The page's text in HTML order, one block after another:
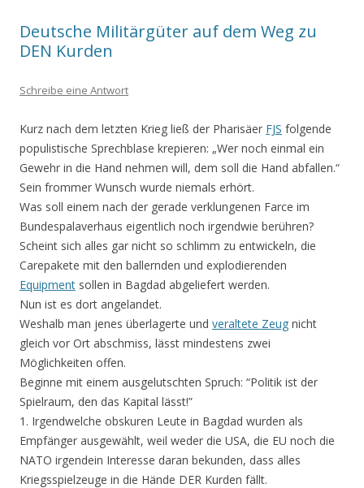
Deutsche Militärgüter auf dem Weg zu
DEN Kurden
Schreibe eine Antwort
Kurz nach dem letzten Krieg ließ der Pharisäer FJS folgende
populistische Sprechblase krepieren: „Wer noch einmal ein
Gewehr in die Hand nehmen will, dem soll die Hand abfallen.“
Sein frommer Wunsch wurde niemals erhört.
Was soll einem nach der gerade verklungenen Farce im
Bundespalaverhaus eigentlich noch irgendwie berühren?
Scheint sich alles gar nicht so schlimm zu entwickeln, die
Carepakete mit den ballernden und explodierenden
Equipment sollen in Bagdad abgeliefert werden.
Nun ist es dort angelandet.
Weshalb man jenes überlagerte und veraltete Zeug nicht
gleich vor Ort abschmiss, lässt mindestens zwei
Möglichkeiten offen.
Beginne mit einem ausgelutschten Spruch: “Politik ist der
Spielraum, den das Kapital lässt!”
1. Irgendwelche obskuren Leute in Bagdad wurden als
Empfänger ausgewählt, weil weder die USA, die EU noch die
NATO irgendein Interesse daran bekunden, dass alles
Kriegsspielzeuge in die Hände DER Kurden fällt.